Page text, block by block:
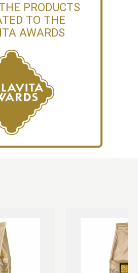
PRODUCTS
TO THE
AWARDS